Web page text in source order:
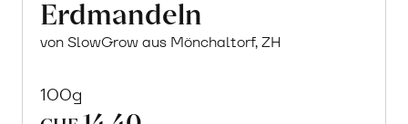
Erdmandeln
von SlowGrow aus Mönchaltorf, ZH
100g